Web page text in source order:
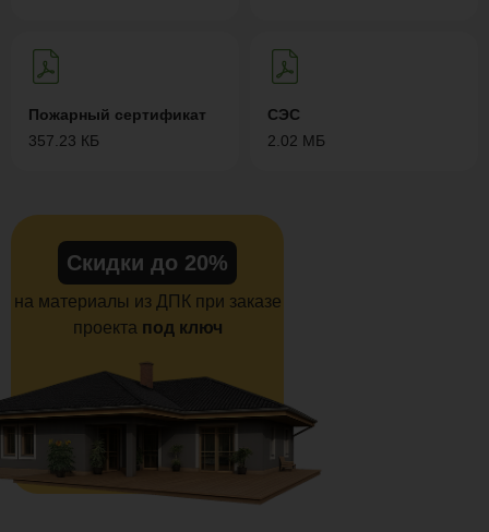
Пожарный сертификат
357.23 КБ
СЭС
2.02 МБ
Скидки до 20%
на материалы из ДПК при заказе
проекта под ключ